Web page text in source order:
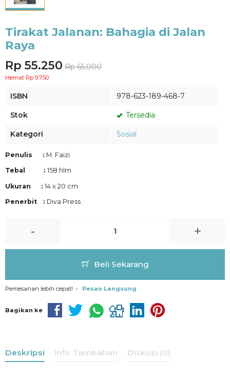
Tirakat Jalanan: Bahagia di Jalan
Raya
Rp 55.250 Rp 65.000
Hemat Rp 9.750
ISBN 978-623-189-468-7
Stok Tersedia
Kategori Sosial
Penulis : M. Faizi
Tebal : 158 hlm
Ukuran : 14 x 20 cm
Penerbit : Diva Press
- +
Beli Sekarang
Pemesanan lebih cepat! Pesan Langsung
Bagikan ke
Deskripsi Info Tambahan Diskusi (0)